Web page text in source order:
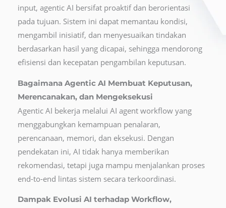
input, agentic AI bersifat proaktif dan berorientasi
pada tujuan. Sistem ini dapat memantau kondisi,
mengambil inisiatif, dan menyesuaikan tindakan
berdasarkan hasil yang dicapai, sehingga mendorong
efisiensi dan kecepatan pengambilan keputusan.
Bagaimana Agentic AI Membuat Keputusan,
Merencanakan, dan Mengeksekusi
Agentic AI bekerja melalui AI agent workflow yang
menggabungkan kemampuan penalaran,
perencanaan, memori, dan eksekusi. Dengan
pendekatan ini, AI tidak hanya memberikan
rekomendasi, tetapi juga mampu menjalankan proses
end-to-end lintas sistem secara terkoordinasi.
Dampak Evolusi AI terhadap Workflow,